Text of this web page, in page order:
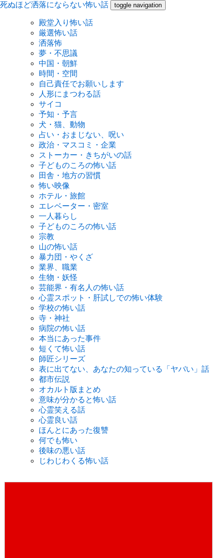
死ぬほど洒落にならない怖い話 toggle navigation
殿堂入り怖い話
厳選怖い話
洒落怖
夢・不思議
中国・朝鮮
時間・空間
自己責任でお願いします
人形にまつわる話
サイコ
予知・予言
犬・猫、動物
占い・おまじない、呪い
政治・マスコミ・企業
ストーカー・きちがいの話
子どものころの怖い話
田舎・地方の習慣
怖い映像
ホテル・旅館
エレベーター・密室
一人暮らし
子どものころの怖い話
宗教
山の怖い話
暴力団・やくざ
業界、職業
生物・妖怪
芸能界・有名人の怖い話
心霊スポット・肝試しでの怖い体験
学校の怖い話
寺・神社
病院の怖い話
本当にあった事件
短くて怖い話
師匠シリーズ
表に出てない、あなたの知っている「ヤバい」話
都市伝説
オカルト版まとめ
意味が分かると怖い話
心霊笑える話
心霊良い話
ほんとにあった復讐
何でも怖い
後味の悪い話
じわじわくる怖い話